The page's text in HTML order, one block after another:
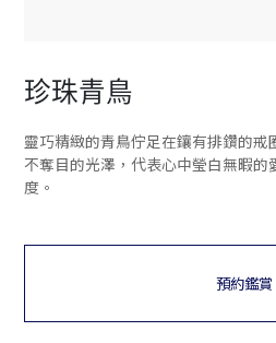
珍珠青鳥
靈巧精緻的青鳥佇足在鑲有排鑽的
不奪目的光澤，代表心中瑩白無暇
度。
預約鑑賞